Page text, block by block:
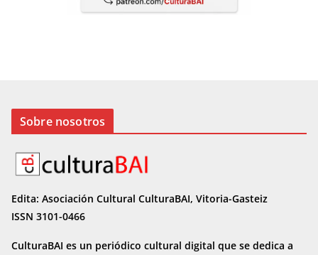
Sobre nosotros
Edita: Asociación Cultural CulturaBAI, Vitoria-Gasteiz
ISSN 3101-0466
CulturaBAI es un periódico cultural digital que se dedica a